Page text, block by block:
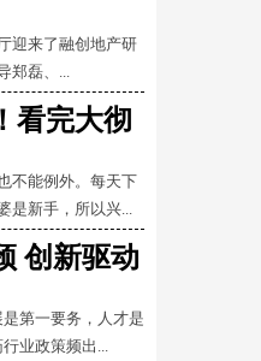
迎来了融创地产研
郑磊、...
看完大彻
不能例外。每天下
是新手，所以兴...
创新驱动
第一要务，人才是
业政策频出...